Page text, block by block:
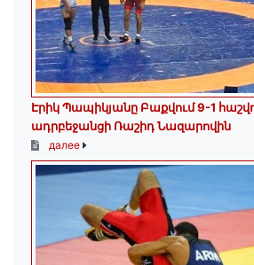
Էրիկ Պապիկյանը Բաքվում 9-1
ադրբեջանցի Ռաշիդ Նազարովին
далее